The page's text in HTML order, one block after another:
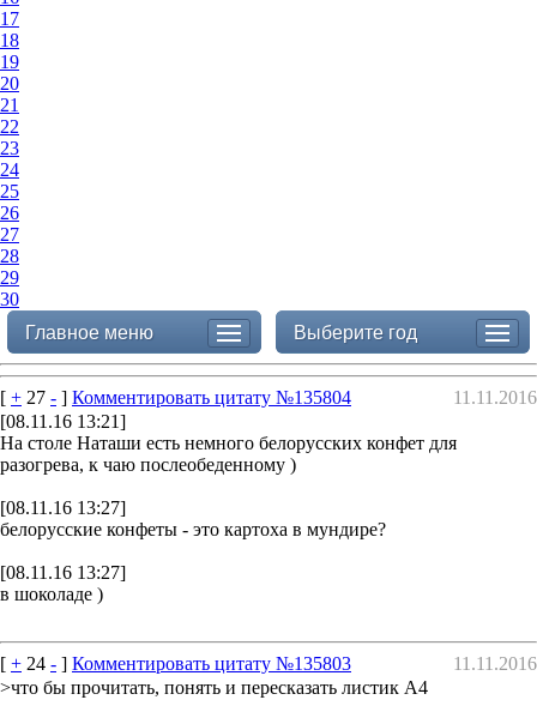
17
18
19
20
21
22
23
24
25
26
27
28
29
30
Главное меню
Выберите год
[ + 27 - ] Комментировать цитату №135804
11.11.2016
[08.11.16 13:21]
На столе Наташи есть немного белорусских конфет для
разогрева, к чаю послеобеденному )
[08.11.16 13:27]
белорусские конфеты - это картоха в мундире?
[08.11.16 13:27]
в шоколаде )
[ + 24 - ] Комментировать цитату №135803
11.11.2016
>что бы прочитать, понять и пересказать листик А4